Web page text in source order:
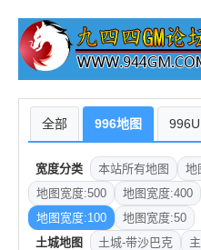
全部 996地图
宽度分类 本站所有地图 地
地图宽度:500
地图宽度:400
地图宽度:100
地图宽度:50
土城地图
土城-带沙巴克